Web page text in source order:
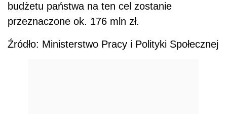
budżetu państwa na ten cel zostanie
przeznaczone ok. 176 mln zł.
Źródło: Ministerstwo Pracy i Polityki Społecznej